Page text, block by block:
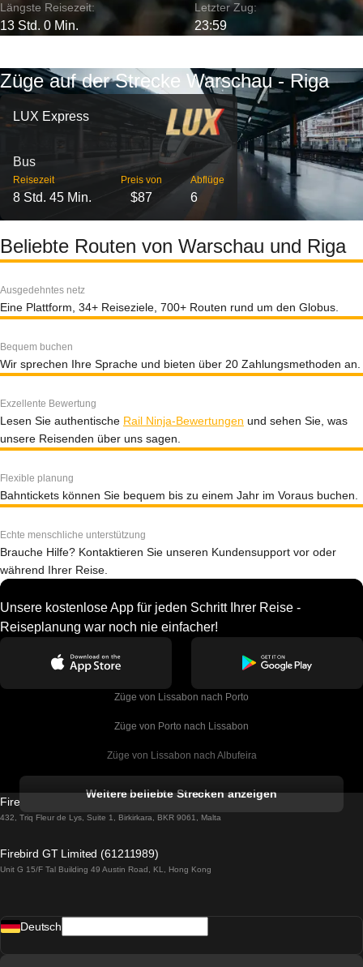
Längste Reisezeit:
13 Std. 0 Min.
Letzter Zug:
23:59
Züge auf der Strecke Warschau - Riga
LUX Express
Bus
Reisezeit
8 Std. 45 Min.
Preis von
$87
Abflüge
6
Beliebte Routen von Warschau und Riga
Ausgedehntes netz
Eine Plattform, 34+ Reiseziele, 700+ Routen rund um den Globus.
Bequem buchen
Wir sprechen Ihre Sprache und bieten über 20 Zahlungsmethoden an.
Exzellente Bewertung
Lesen Sie authentische Rail Ninja-Bewertungen und sehen Sie, was
unsere Reisenden über uns sagen.
Flexible planung
Bahntickets können Sie bequem bis zu einem Jahr im Voraus buchen.
Echte menschliche unterstützung
Brauche Hilfe? Kontaktieren Sie unseren Kundensupport vor oder
während Ihrer Reise.
Unsere kostenlose App für jeden Schritt Ihrer Reise -
Reiseplanung war noch nie einfacher!
Züge von Lissabon nach Porto
Züge von Porto nach Lissabon
Züge von Lissabon nach Albufeira
Züge von Lissabon nach Lagos
Züge von Lissabon nach Madrid
Weitere beliebte Strecken anzeigen
Firebird GT Limited (OC 1451)
432, Triq Fleur de Lys, Suite 1, Birkirkara, BKR 9061, Malta
Firebird GT Limited (61211989)
Unit G 15/F Tal Building 49 Austin Road, KL, Hong Kong
Deutsch